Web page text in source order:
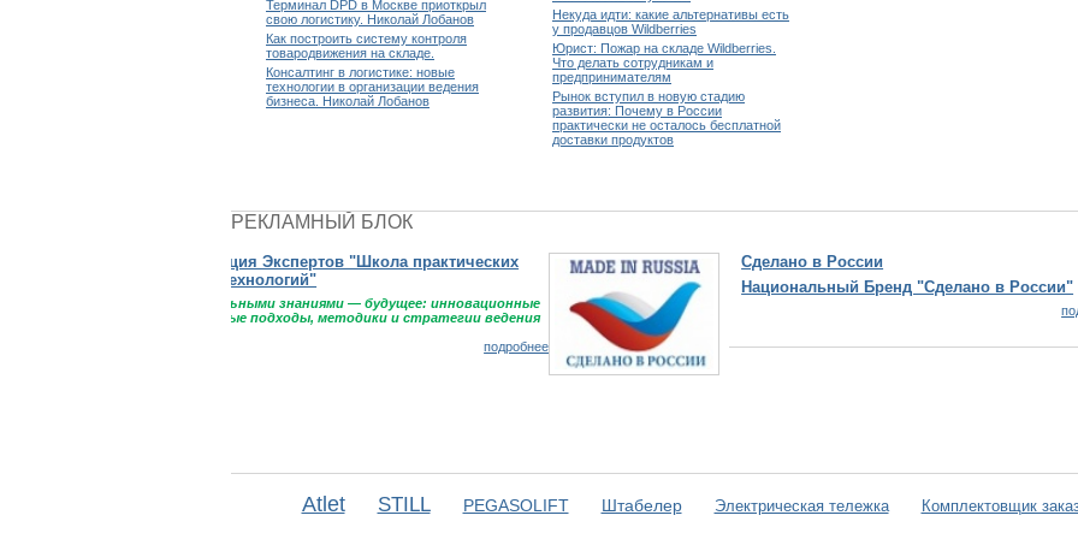
Терминал DPD в Москве приоткрыл
свою логистику. Николай Лобанов
Как построить систему контроля
товародвижения на складе.
Консалтинг в логистике: новые
технологии в организации ведения
бизнеса. Николай Лобанов
Некуда идти: какие альтернативы есть
у продавцов Wildberries
Юрист: Пожар на складе Wildberries.
Что делать сотрудникам и
предпринимателям
Рынок вступил в новую стадию
развития: Почему в России
практически не осталось бесплатной
доставки продуктов
РЕКЛАМНЫЙ БЛОК
Сделано в России
Национальный Бренд "Сделано в России"
Эдим
Эдим
Первый и
Atlet STILL PEGASOLIFT Штабелер Электрическая тележка Комплектовщик